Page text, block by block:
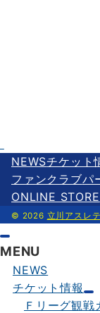
NEWSチケット
ファンクラブパ
ONLINE STORE
© 2026 立川アスレ
MENU
NEWS
チケット情報
Ｆリーグ観戦